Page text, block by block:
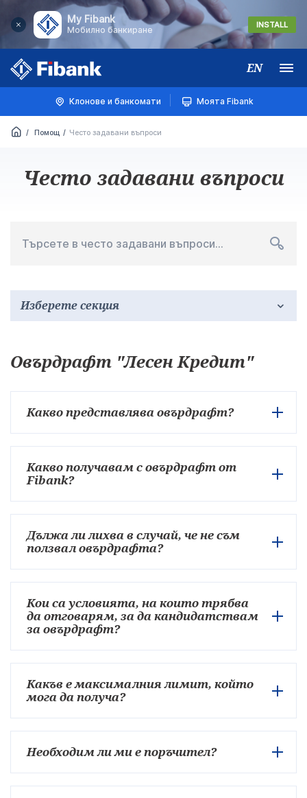
My Fibank
Мобилно банкиране
INSTALL
EN Меню
Клонове и банкомати Моята Fibank
Помощ Често задавани въпроси
Често задавани въпроси
Овърдрафт "Лесен Кредит"
Какво представлява овърдрафт?
Какво получавам с овърдрафт от
Fibank?
Дължа ли лихва в случай, че не съм
ползвал овърдрафта?
Кои са условията, на които трябва
да отговарям, за да кандидатствам
за овърдрафт?
Какъв е максималния лимит, който
мога да получа?
Необходим ли ми е поръчител?
Изберете секция